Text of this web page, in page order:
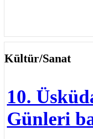
Kültür/Sanat
10.
Günleri